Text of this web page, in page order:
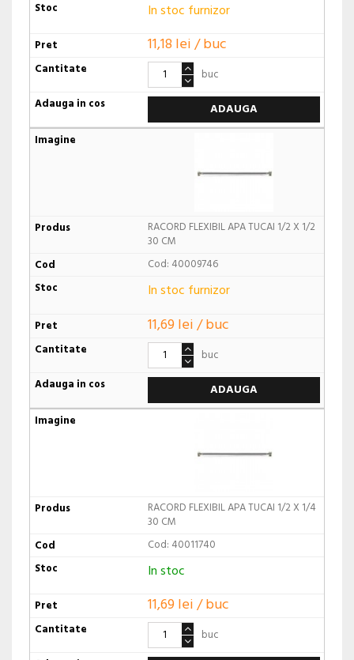
In stoc furnizor
11,18 lei / buc
buc
ADAUGA
RACORD FLEXIBIL APA TUCAI 1/2 X 1/2
30 CM
Cod: 40009746
In stoc furnizor
11,69 lei / buc
buc
ADAUGA
RACORD FLEXIBIL APA TUCAI 1/2 X 1/4
30 CM
Cod: 40011740
In stoc
11,69 lei / buc
buc